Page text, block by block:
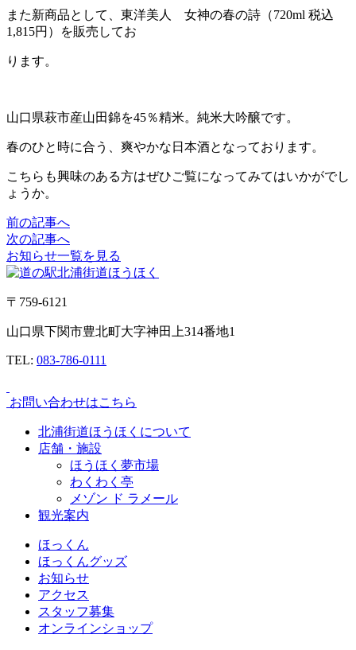
また新商品として、東洋美人 女神の春の詩（720ml 税込
1,815円）を販売してお
ります。
山口県萩市産山田錦を45％精米。純米大吟醸です。
春のひと時に合う、爽やかな日本酒となっております。
こちらも興味のある方はぜひご覧になってみてはいかがでし
ょうか。
前の記事へ
次の記事へ
お知らせ一覧を見る
〒759-6121
山口県下関市豊北町大字神田上314番地1
TEL: 083-786-0111
お問い合わせはこちら
北浦街道ほうほくについて
店舗・施設
ほうほく夢市場
わくわく亭
メゾン ド ラメール
観光案内
ほっくん
ほっくんグッズ
お知らせ
アクセス
スタッフ募集
オンラインショップ